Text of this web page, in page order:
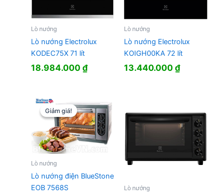
Lò nướng
Lò nướng Electrolux
KODEC75X 71 lít
18.984.000₫
Lò nướng
Lò nướng Electrolux
KOIGH00KA 72 lít
13.440.000₫
Giảm giá!
Giảm giá!
Lò nướng
Lò nướng điện BlueStone
EOB 7568S
Lò nướng